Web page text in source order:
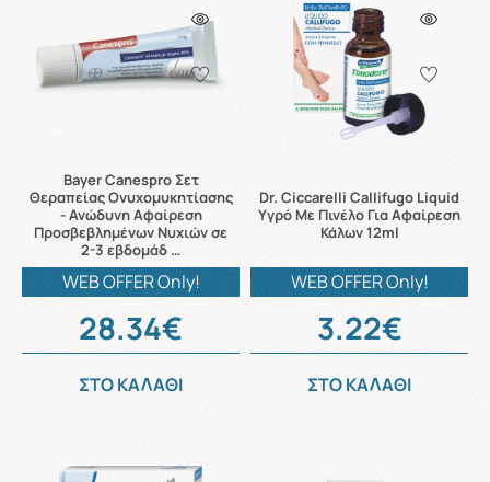
Bayer Canespro Σετ
Θεραπείας Ονυχομυκητίασης
- Ανώδυνη Αφαίρεση
Προσβεβλημένων Νυχιών σε
2-3 εβδομάδ …
WEB OFFER Only!
28.34€
ΣΤΟ ΚΑΛΑΘΙ
Dr. Ciccarelli Callifugo Liquid
Υγρό Με Πινέλο Για Αφαίρεση
Κάλων 12ml
WEB OFFER Only!
3.22€
ΣΤΟ ΚΑΛΑΘΙ